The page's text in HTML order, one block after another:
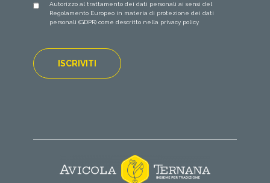
Autorizzo al trattamento dei dati personali ai sensi del
Regolamento Europeo in materia di protezione dei dati
personali (GDPR) come descritto nella privacy policy